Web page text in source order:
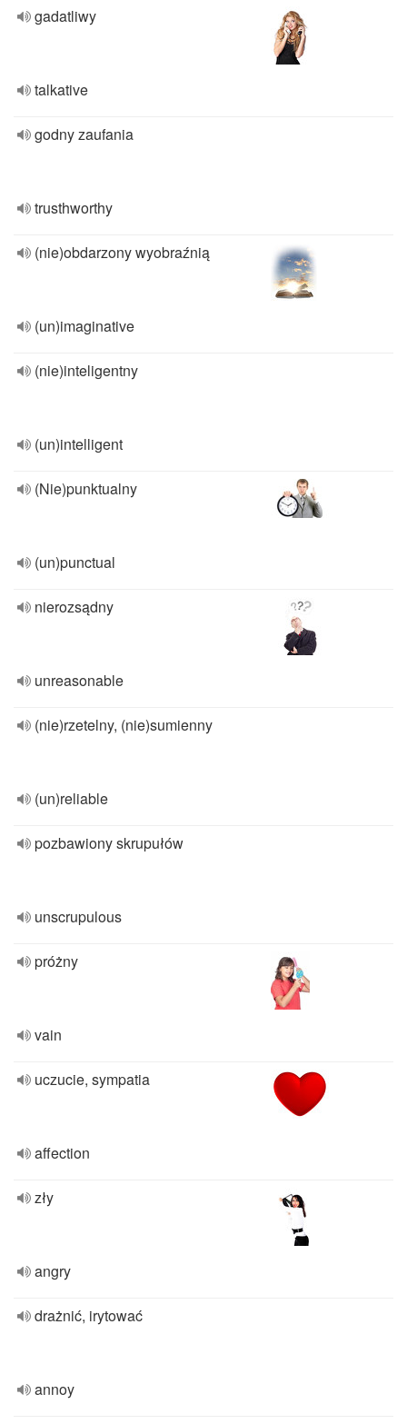
gadatliwy
talkative
godny zaufania
trusthworthy
(nie)obdarzony wyobraźnią
(un)imaginative
(nie)inteligentny
(un)intelligent
(Nie)punktualny
(un)punctual
nierozsądny
unreasonable
(nie)rzetelny, (nie)sumienny
(un)reliable
pozbawiony skrupułów
unscrupulous
próżny
vain
uczucie, sympatia
affection
zły
angry
drażnić, irytować
annoy